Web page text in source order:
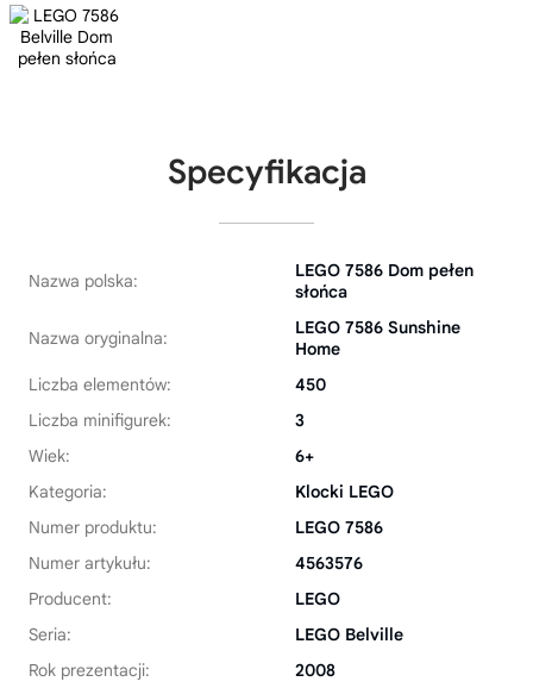
Specyfikacja
Nazwa polska:
LEGO 7586 Dom pełen
słońca
Nazwa oryginalna:
LEGO 7586 Sunshine
Home
Liczba elementów:
450
Liczba minifigurek:
3
Wiek:
6+
Kategoria:
Klocki LEGO
Numer produktu:
LEGO 7586
Numer artykułu:
4563576
Producent:
LEGO
Seria:
LEGO Belville
Rok prezentacji:
2008